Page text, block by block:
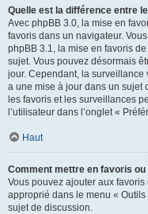
Quelle est la différence entre
Avec phpBB 3.0, la mise en
favoris dans un navigateur.
phpBB 3.1, la mise en favoris
sujet. Vous pouvez désormais
jour. Cependant, la surveillance
a une mise à jour dans un sujet
les favoris et les surveillances
l’utilisateur dans l’onglet «
Haut
Comment mettre en favoris
Vous pouvez ajouter aux
approprié dans le menu «
sujet de discussion.